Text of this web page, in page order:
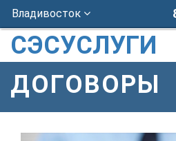
Владивосток
СЭСУСЛУГИ
ДОГОВОРЫ